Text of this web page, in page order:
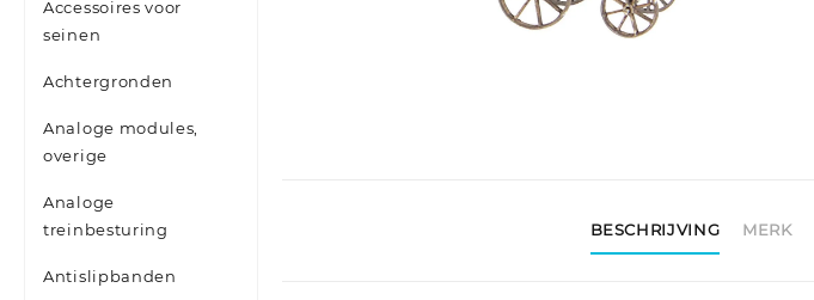
Accessoires voor
seinen
Achtergronden
Analoge modules,
overige
Analoge
treinbesturing
Antislipbanden
BESCHRIJVING MERK